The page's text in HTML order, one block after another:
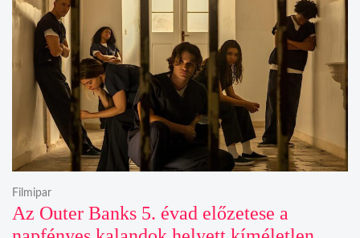
Az Outer Banks 5. évad előzetese a
Filmipar